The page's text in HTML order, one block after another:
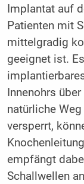
Implantat auf
Patienten mit
mittelgradig
geeignet ist.
Innenohrs
natürliche
versperrt,
empfängt
Schallwellen